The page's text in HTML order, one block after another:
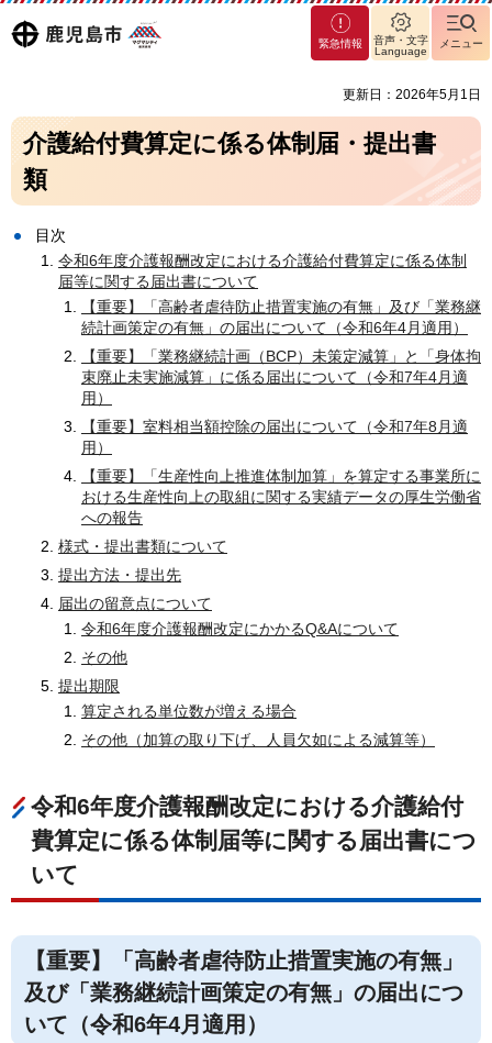
鹿児島
マグ
マシ
緊急情報
音声・文字
Language
メニュー
更新日：2026年5月1日
介護給付費算定に係る体制届・提出書
類
目次
令和6年度介護報酬改定における介護給付費算定に係る体制
届等に関する届出書について
【重要】「高齢者虐待防止措置実施の有無」及び「業務継
続計画策定の有無」の届出について（令和6年4月適用）
【重要】「業務継続計画（BCP）未策定減算」と「身体拘
束廃止未実施減算」に係る届出について（令和7年4月適
用）
【重要】室料相当額控除の届出について（令和7年8月適
用）
【重要】「生産性向上推進体制加算」を算定する事業所に
おける生産性向上の取組に関する実績データの厚生労働省
への報告
様式・提出書類について
提出方法・提出先
届出の留意点について
令和6年度介護報酬改定にかかるQ&Aについて
その他
提出期限
算定される単位数が増える場合
その他（加算の取り下げ、人員欠如による減算等）
令和6年度介護報酬改定における介護給付
費算定に係る体制届等に関する届出書につ
いて
【重要】「高齢者虐待防止措置実施の有無」
及び「業務継続計画策定の有無」の届出につ
いて（令和6年4月適用）